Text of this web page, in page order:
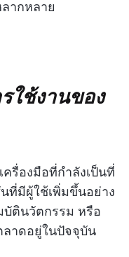
ากหลาย
ใช้งานของ
รื่องมือที่กำลังเป็นที่
ที่มีผู้ใช้เพิ่มขึ้นอย่าง
ตินวัตกรรม หรือ
ลาดอยู่ในปัจจุบัน